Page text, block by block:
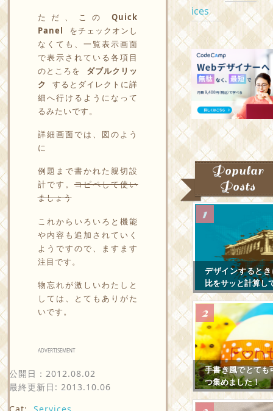
ただ、この
Quick
Panel
をチェックオンし
なくても、一覧表示画面
で表示されている各項目
のところを
ダブルクリッ
ク
するとダイレクトに詳
細へ行けるようになって
るみたいです。
詳細画面では、図のよう
に
例題まで書かれた親切設
計です。コピペして使い
ましょう
これからいろいろと機能
や内容も追加されていく
ようですので、ますます
注目です。
物忘れが激しいわたしと
しては、とてもありがた
いです。
ADVERTISEMENT
公開日： 2012.08.02
最終更新日: 2013.10.06
ices
Popular
Posts
デザインすると
比をサッと計算し
手書き風でとても
つ集めました！